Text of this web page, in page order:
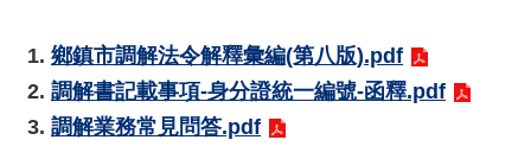
信
義
機
1. 鄉鎮市調解法令解釋彙編(第八版).pdf
2. 調解書記載事項-身分證統一編號-函釋.pdf
3. 調解業務常見問答.pdf